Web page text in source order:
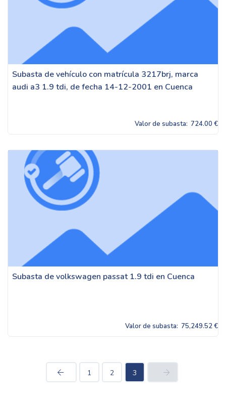
Subasta de vehículo con matrícula 3217brj, marca
audi a3 1.9 tdi, de fecha 14-12-2001 en Cuenca
Valor de subasta: 724.00 €
Subasta de volkswagen passat 1.9 tdi en Cuenca
Valor de subasta: 75,249.52 €
1 2 3